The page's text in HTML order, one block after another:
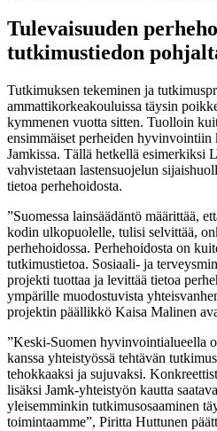
Tulevaisuuden
tutkimustiedon
Tutkimuksen tekeminen ja
ammattikorkeakouluissa täysin
kymmenen vuotta sitten. Tuolloin
ensimmäiset perheiden
Jamkissa. Tällä hetkellä esimerkiksi
vahvistetaan lastensuojelun
tietoa perhehoidosta.
”Suomessa lainsäädäntö määrittää,
kodin ulkopuolelle, tulisi selvittää,
perhehoidossa. Perhehoidosta on
tutkimustietoa. Sosiaali- ja
projekti tuottaa ja levittää tietoa
ympärille muodostuvista
projektin päällikkö Kaisa Malinen
”Keski-Suomen hyvinvointialueella
kanssa yhteistyössä tehtävän
tehokkaaksi ja sujuvaksi.
lisäksi Jamk-yhteistyön kautta
yleisemminkin tutkimusosaaminen
toimintaamme”, Piritta Huttunen